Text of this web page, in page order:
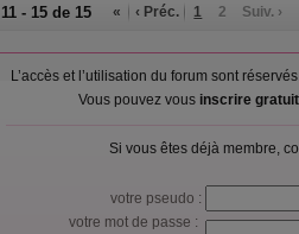
11 - 15 de 15 « ‹ Préc. 1 2 Suiv. ›
L’accès et l’utilisation du forum sont
Vous pouvez vous inscrire
Si vous êtes déjà membre,
votre pseudo :
votre mot de passe :